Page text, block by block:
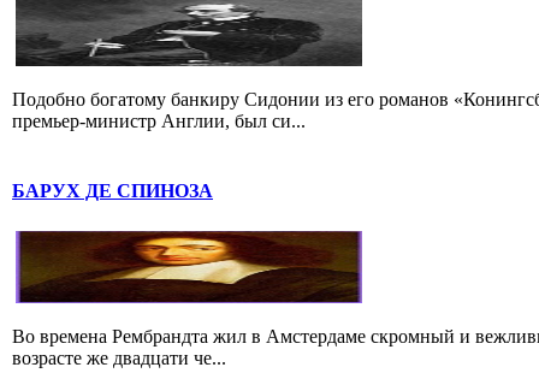
Подобно богатому банкиру Сидонии из его романов
премьер-министр Англии, был си...
БАРУХ ДЕ СПИНОЗА
Во времена Рембрандта жил в Амстердаме скромный и
возрасте же двадцати че...